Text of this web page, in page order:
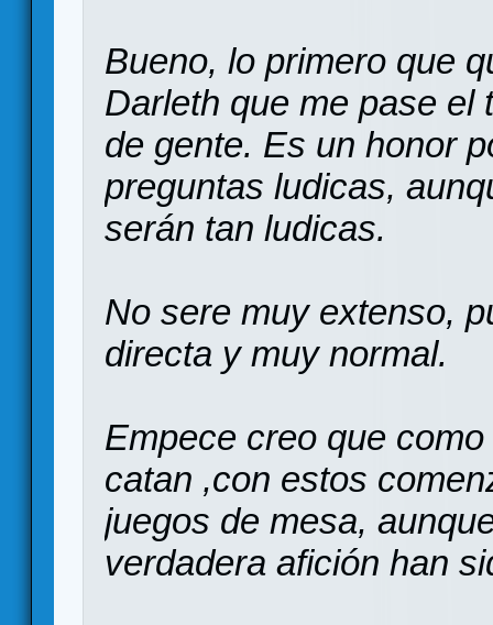
Bueno, lo primero que
Darleth que me pase el
de gente. Es un honor
preguntas ludicas,
serán tan ludicas.
No sere muy extenso,
directa y muy normal.
Empece creo que
catan ,con estos
juegos de mesa,
verdadera afición han